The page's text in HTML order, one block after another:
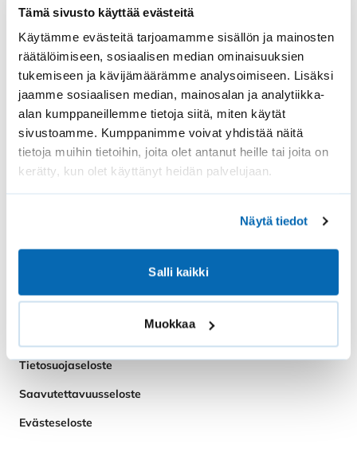
Tämä sivusto käyttää evästeitä
Käytämme evästeitä tarjoamamme sisällön ja mainosten
räätälöimiseen, sosiaalisen median ominaisuuksien
tukemiseen ja kävijämäärämme analysoimiseen. Lisäksi
jaamme sosiaalisen median, mainosalan ja analytiikka-
alan kumppaneillemme tietoja siitä, miten käytät
sivustoamme. Kumppanimme voivat yhdistää näitä
tietoja muihin tietoihin, joita olet antanut heille tai joita on
kerätty, kun olet käyttänyt heidän palvelujaan.
Näytä tiedot
Salli kaikki
Muokkaa
KAIKKI TUOTTEET
Pimennyskaihtimet
Sälekaihtimet
Älykaihtimet
Vekkikaihtimet
Parvekekaihtimet
Tilaus- ja toimitusehdot
Tietosuojaseloste
Saavutettavuusseloste
Evästeseloste